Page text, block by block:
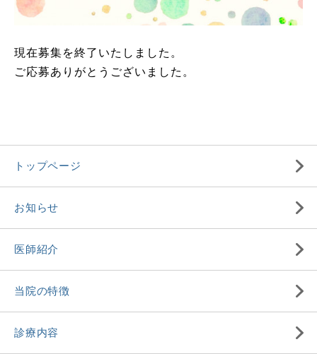
現在募集を終了いたしました。
ご応募ありがとうございました。
トップページ
お知らせ
医師紹介
当院の特徴
診療内容